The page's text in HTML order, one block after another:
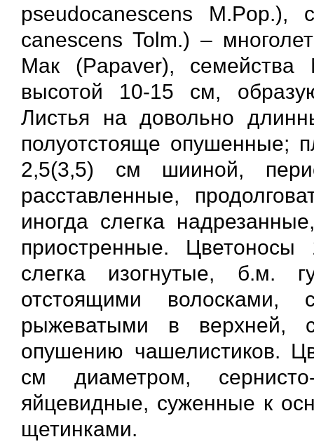
pseudocanescens
canescens Tolm.) –
Мак (Papaver), семейства
высотой 10-15 см,
Листья на довольно
полуотстояще опушенные;
2,5(3,5) см шииной,
расставленные,
иногда слегка
приостренные.
слегка изогнутые, б.м.
отстоящими
рыжеватыми в верхней,
опушению чашелистиков.
см диаметром,
яйцевидные, суженные к
щетинками.